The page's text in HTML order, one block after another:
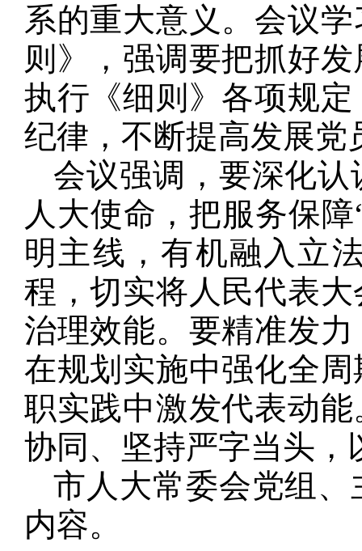
系的重大意义。会议
则》，强调要把抓好
执行《细则》各项规
纪律，不断提高发展党
会议强调，要深化
人大使命，把服务保
明主线，有机融入立
程，切实将人民代表
治理效能。要精准发
在规划实施中强化全
职实践中激发代表动
协同、坚持严字当头，
市人大常委会党组
内容。